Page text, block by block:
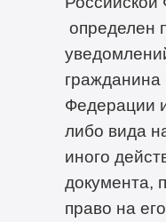
определен
гражданина
Федерации
либо вида
иного
документа,
право на